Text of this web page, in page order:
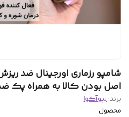
شامپو رزماری اورجینال ضد
اصل بودن کالا به همراه پک
برند:بیوآکوا
محصول